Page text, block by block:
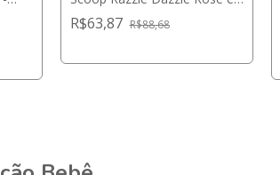
R$63,87 R$88,68